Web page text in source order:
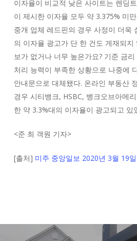
이자율이 비교적 낮은 사이트는 렌딩
이 제시한 이자율 모두 약 3.375% 미
중개 업체 레드핀의 경우 사정이 더욱
의 이자율 광고가 단 한 건도 게재되지
보가 없거나 너무 높은가요? 기준 금
처리 능력이 부족한 상황으로 나중에
안내문으로 대체됐다. 온라인 부동산
경우 시티뱅크, HSBC, 뱅크오브아메
한 약 3.3%대의 이자율이 광고되고 있
<준 최 객원 기자>
[출처] 미주 중앙일보 2020년 3월 19일